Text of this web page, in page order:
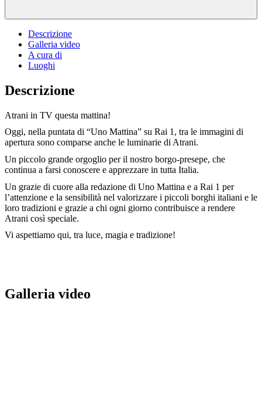
Descrizione
Galleria video
A cura di
Luoghi
Descrizione
Atrani in TV questa mattina!
Oggi, nella puntata di “Uno Mattina” su Rai 1, tra le immagini di
apertura sono comparse anche le luminarie di Atrani.
Un piccolo grande orgoglio per il nostro borgo-presepe, che
continua a farsi conoscere e apprezzare in tutta Italia.
Un grazie di cuore alla redazione di Uno Mattina e a Rai 1 per
l’attenzione e la sensibilità nel valorizzare i piccoli borghi italiani e le
loro tradizioni e grazie a chi ogni giorno contribuisce a rendere
Atrani così speciale.
Vi aspettiamo qui, tra luce, magia e tradizione!
Galleria video